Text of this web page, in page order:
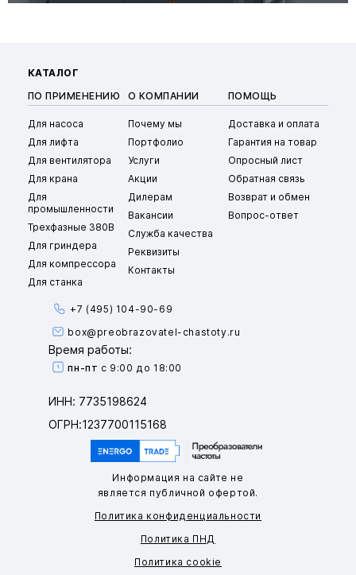
КАТАЛОГ
ПО ПРИМЕНЕНИЮ
Для насоса
Для лифта
Для вентилятора
Для крана
Для
промышленности
Трехфазные 380В
Для гриндера
Для компрессора
Для станка
О КОМПАНИИ
Почему мы
Портфолио
Услуги
Акции
Дилерам
Вакансии
Служба качества
Реквизиты
Контакты
ПОМОЩЬ
Доставка и оплата
Гарантия на товар
Опросный лист
Обратная связь
Возврат и обмен
Вопрос-ответ
+7 (495) 104-90-69
box@preobrazovatel-chastoty.ru
Время работы:
пн-пт с 9:00 до 18:00
ИНН: 7735198624
ОГРН:1237700115168
Информация на сайте не
является публичной офертой.
Политика конфиденциальности
Политика ПНД
Политика cookie